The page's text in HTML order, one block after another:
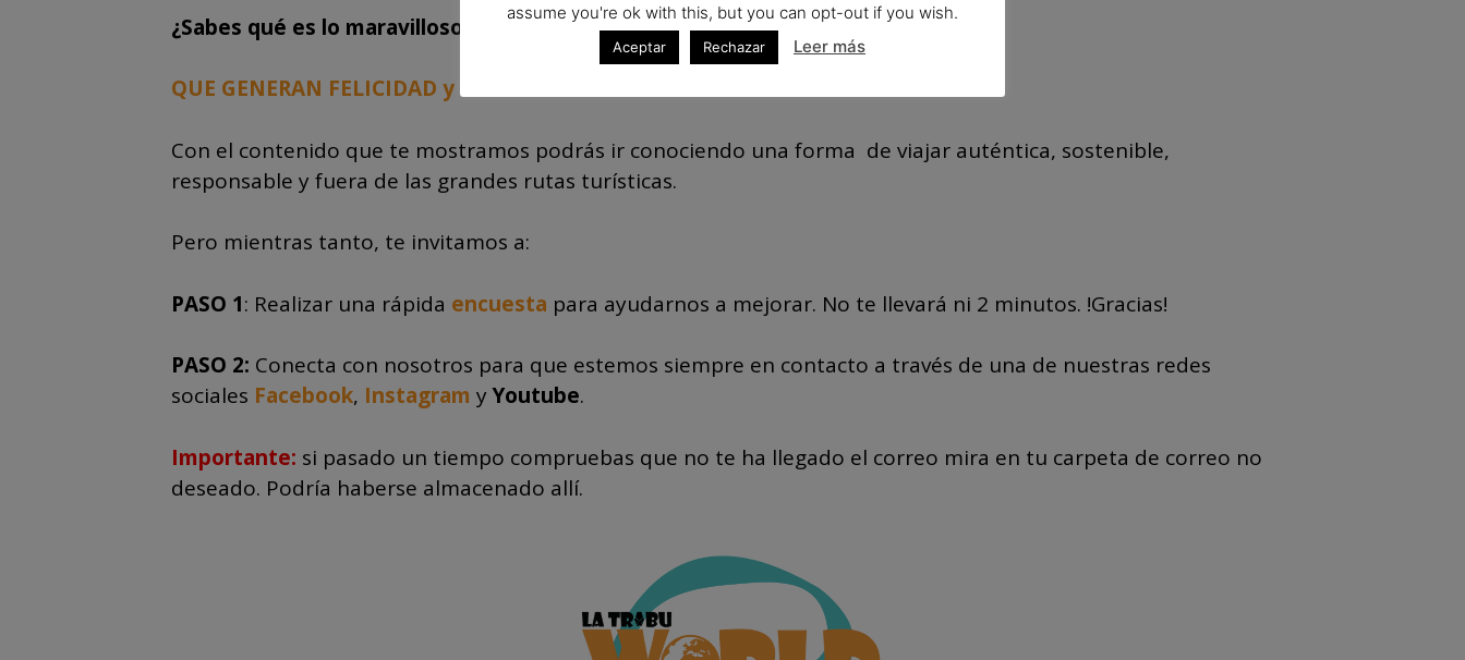
¿Sabes qué es lo maravilloso de los viajes de aventura?
QUE GENERAN FELICIDAD y RECUERDOS IMBORRABLES
Con el contenido que te mostramos podrás ir conociendo una forma de viajar auténtica, sostenible,
responsable y fuera de las grandes rutas turísticas.
Pero mientras tanto, te invitamos a:
PASO 1: Realizar una rápida encuesta para ayudarnos a mejorar. No te llevará ni 2 minutos. !Gracias!
PASO 2: Conecta con nosotros para que estemos siempre en contacto a través de una de nuestras redes
sociales Facebook, Instagram yYoutube.
Importante: si pasado un tiempo compruebas que no te ha llegado el correo mira en tu carpeta de correo no
deseado. Podría haberse almacenado allí.
assume you're ok with this, but you can opt-out if you wish.
Aceptar Rechazar Leer más